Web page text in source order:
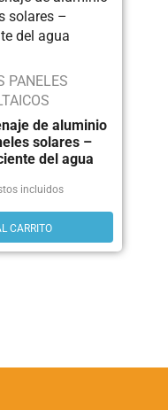
PANELES
de aluminio
solares –
del agua
incluidos
CARRITO